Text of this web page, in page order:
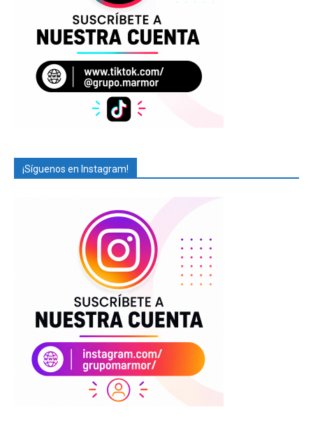
¡Síguenos en Instagram!